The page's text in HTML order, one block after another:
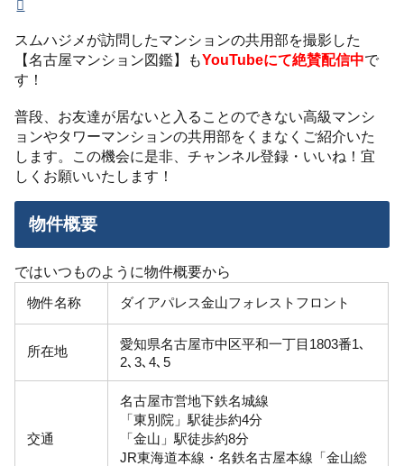
スムハジメが訪問したマンションの共用部を撮影した
【名古屋マンション図鑑】もYouTubeにて絶賛配信中で
す！
普段、お友達が居ないと入ることのできない高級マンシ
ョンやタワーマンションの共用部をくまなくご紹介いた
します。この機会に是非、チャンネル登録・いいね！宜
しくお願いいたします！
物件概要
ではいつものように物件概要から
物件名称 ダイアパレス金山フォレストフロント
所在地
愛知県名古屋市中区平和一丁目1803番1､
2､3､4､5
交通
名古屋市営地下鉄名城線
「東別院」駅徒歩約4分
「金山」駅徒歩約8分
JR東海道本線・名鉄名古屋本線「金山総